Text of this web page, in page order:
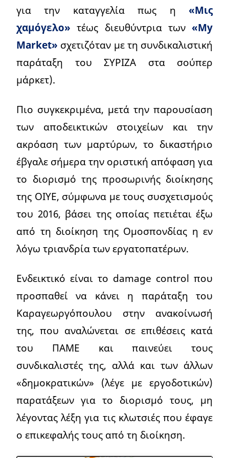
για την καταγγελία πως η «Μις
χαμόγελο» τέως διευθύντρια των «My
Market» σχετιζόταν με τη συνδικαλιστική
παράταξη του ΣΥΡΙΖΑ στα σούπερ
μάρκετ).
Πιο συγκεκριμένα, μετά την παρουσίαση
των αποδεικτικών στοιχείων και την
ακρόαση των μαρτύρων, το δικαστήριο
έβγαλε σήμερα την οριστική απόφαση για
το διορισμό της προσωρινής διοίκησης
της ΟΙΥΕ, σύμφωνα με τους συσχετισμούς
του 2016, βάσει της οποίας πετιέται έξω
από τη διοίκηση της Ομοσπονδίας η εν
λόγω τριανδρία των εργατοπατέρων.
Ενδεικτικό είναι το damage control που
προσπαθεί να κάνει η παράταξη του
Καραγεωργόπουλου στην ανακοίνωσή
της, που αναλώνεται σε επιθέσεις κατά
του ΠΑΜΕ και παινεύει τους
συνδικαλιστές της, αλλά και των άλλων
«δημοκρατικών» (λέγε με εργοδοτικών)
παρατάξεων για το διορισμό τους, μη
λέγοντας λέξη για τις κλωτσιές που έφαγε
ο επικεφαλής τους από τη διοίκηση.